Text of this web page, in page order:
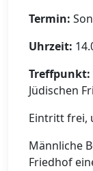
Termin:
Uhrzeit:
Treffpunkt:
Jüdischen
Eintritt frei,
Männliche
Friedhof